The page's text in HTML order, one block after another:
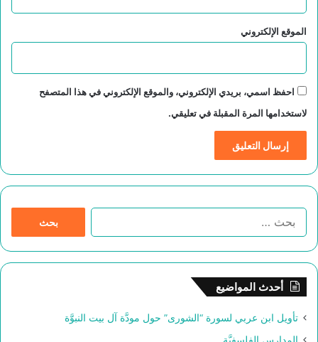
الموقع الإلكتروني
احفظ اسمي، بريدي الإلكتروني، والموقع الإلكتروني في هذا المتصفح
لاستخدامها المرة المقبلة في تعليقي.
:
أحدث المواضيع
تأويل ابن عربي لسورة “الشورى” حول مودَّة آل بيت النبوَّة
المدارس الفلسفيَّة